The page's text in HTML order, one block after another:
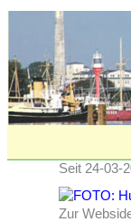
Seit 24-03-
Zur